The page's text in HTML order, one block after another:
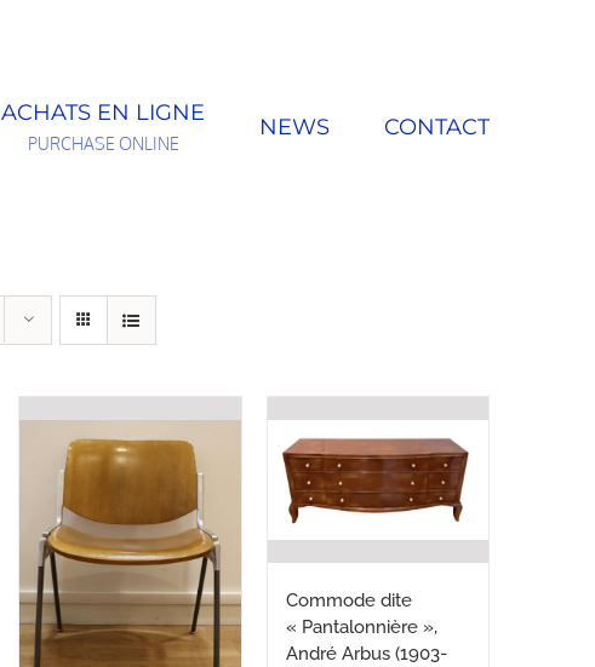
ACHATS EN LIGNE
PURCHASE ONLINE
NEWS CONTACT
Commode dite
« Pantalonnière »,
André Arbus (1903-